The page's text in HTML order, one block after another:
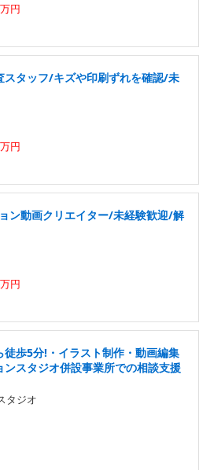
円
スタッフ/キズや印刷ずれを確認/未
円
ン動画クリエイター/未経験歓迎/解
円
歩5分!・イラスト制作・動画編集
スタジオ併設事業所での相談支援
タジオ